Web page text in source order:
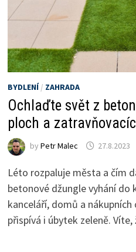
BYDLENÍ/ ZAHRADA
Ochlaďte svět z
ploch a
by Petr Malec 27.8.2023
Léto rozpaluje města a čím
betonové džungle vyhání
kanceláří, domů a
přispívá i úbytek zeleně.